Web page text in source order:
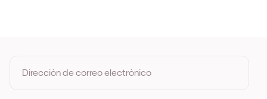
Dirección de correo electrónico